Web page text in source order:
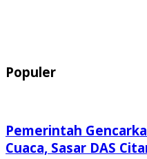
Populer
Pemerintah
Cuaca, Sasar DAS